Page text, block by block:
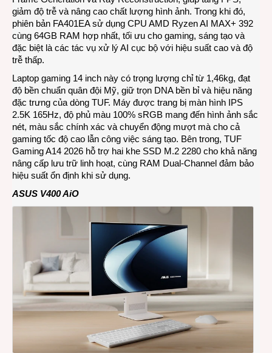
giảm độ trễ và nâng cao chất lượng hình ảnh. Trong khi đó,
phiên bản FA401EA sử dụng CPU AMD Ryzen AI MAX+ 392
cùng 64GB RAM hợp nhất, tối ưu cho gaming, sáng tạo và
đặc biệt là các tác vụ xử lý AI cục bộ với hiệu suất cao và độ
trễ thấp.
Laptop gaming 14 inch này có trọng lượng chỉ từ 1,46kg, đạt
độ bền chuẩn quân đội Mỹ, giữ trọn DNA bền bỉ và hiệu năng
đặc trưng của dòng TUF. Máy được trang bị màn hình IPS
2.5K 165Hz, độ phủ màu 100% sRGB mang đến hình ảnh sắc
nét, màu sắc chính xác và chuyển động mượt mà cho cả
gaming tốc độ cao lẫn công việc sáng tạo. Bên trong, TUF
Gaming A14 2026 hỗ trợ hai khe SSD M.2 2280 cho khả năng
nâng cấp lưu trữ linh hoạt, cùng RAM Dual-Channel đảm bảo
hiệu suất ổn định khi sử dụng.
ASUS V400 AiO